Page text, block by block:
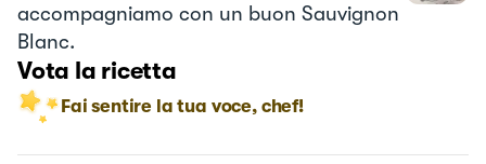
accompagniamo con un buon Sauvignon
Blanc.
Vota la ricetta
Fai sentire la tua voce, chef!